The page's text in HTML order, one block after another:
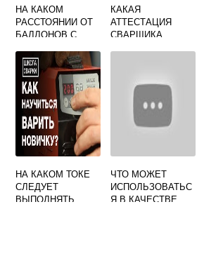
НА КАКОМ
РАССТОЯНИИ ОТ
БАЛЛОНОВ С
ДОЛЖНЫ
РАСПОЛАГАТЬСЯ
КАБЕЛИ И
ПРОВОДА
ЭЛЕКТРОСВАРОЧ
НЫХ
КАКАЯ
АТТЕСТАЦИЯ
СВАРЩИКА
НА КАКОМ ТОКЕ
СЛЕДУЕТ
ВЫПОЛНЯТЬ
ЧТО МОЖЕТ
ИСПОЛЬЗОВАТЬС
Я В КАЧЕСТВЕ